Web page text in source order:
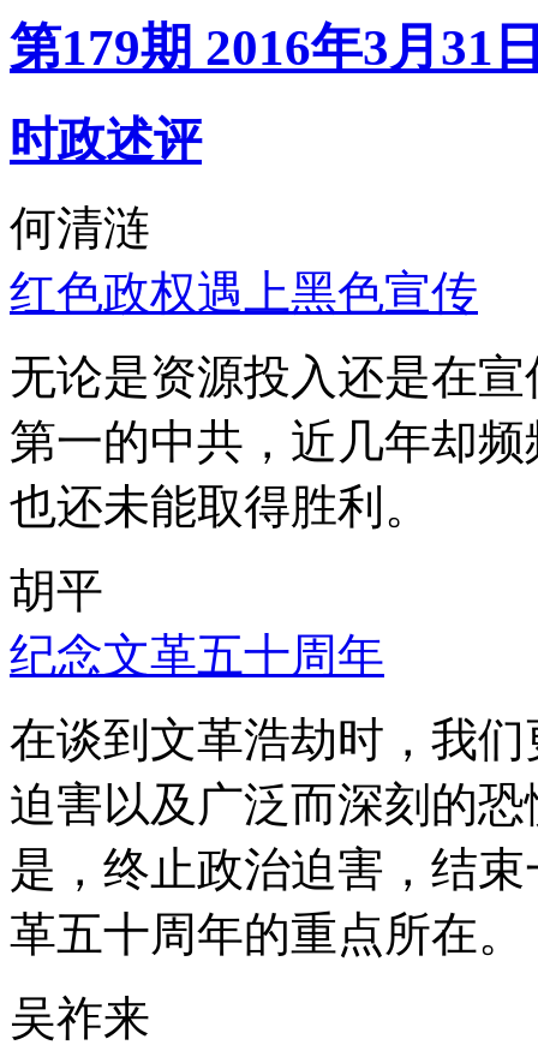
第179期 2016年3月31
时政述评
何清涟
红色政权遇上黑色宣传
无论是资源投入还是在
第一的中共，近几年却
也还未能取得胜利。
胡平
纪念文革五十周年
在谈到文革浩劫时，我
迫害以及广泛而深刻的
是，终止政治迫害，结
革五十周年的重点所在。
吴祚来